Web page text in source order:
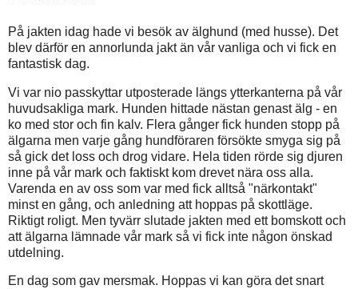
På jakten idag hade vi besök av älghund (med husse). Det
blev därför en annorlunda jakt än vår vanliga och vi fick en
fantastisk dag.
Vi var nio passkyttar utposterade längs ytterkanterna på vår
huvudsakliga mark. Hunden hittade nästan genast älg - en
ko med stor och fin kalv. Flera gånger fick hunden stopp på
älgarna men varje gång hundföraren försökte smyga sig på
så gick det loss och drog vidare. Hela tiden rörde sig djuren
inne på vår mark och faktiskt kom drevet nära oss alla.
Varenda en av oss som var med fick alltså "närkontakt"
minst en gång, och anledning att hoppas på skottläge.
Riktigt roligt. Men tyvärr slutade jakten med ett bomskott och
att älgarna lämnade vår mark så vi fick inte någon önskad
utdelning.
En dag som gav mersmak. Hoppas vi kan göra det snart